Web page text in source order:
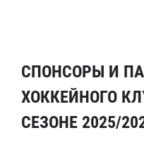
СПОНСОРЫ И
ХОККЕЙНОГО
СЕЗОНЕ 2025/